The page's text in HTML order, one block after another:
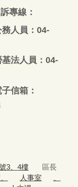
專線：
04-
04-
3、4樓
區長
人事室